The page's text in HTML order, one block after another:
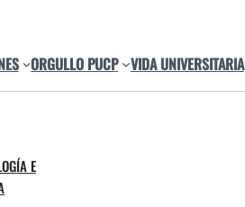
ORGULLO PUCP VIDA UNIVERSITARIA
E